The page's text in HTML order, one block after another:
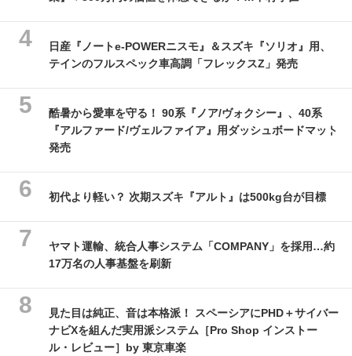
日産『ノートe-POWERニスモ』＆スズキ『ソリオ』用、
テインのフルスペック車高調「フレックスZ」発売
酷暑から愛車を守る！ 90系『ノア/ヴォクシー』、40系
『アルファード/ヴェルファイア』用ダッシュボードマット
発売
初代より軽い？ 次期スズキ『アルト』は500kg台が目標
ヤマト運輸、統合人事システム「COMPANY」を採用…約
17万名の人事基盤を刷新
見た目は純正、音は本格派！ スペーシアにPHD＋サイバー
ナビXを組んだ実用派システム［Pro Shop インストー
ル・レビュー］by 東京車楽